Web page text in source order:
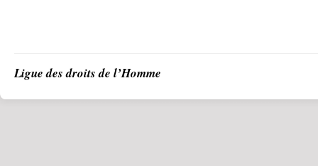
Ligue des droits de l’Homme